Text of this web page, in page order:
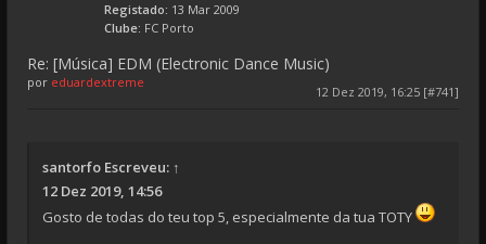
Registado: 13 Mar 2009
Clube: FC Porto
Re: [Música] EDM (Electronic Dance Music)
12 Dez 2019, 16:25 [#741]
por eduardextreme
santorfo Escreveu: ↑
12 Dez 2019, 14:56
Gosto de todas do teu top 5, especialmente da tua TOTY